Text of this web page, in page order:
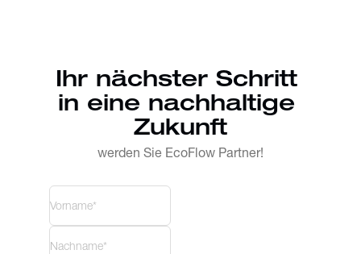
Ihr nächster Schritt
in eine nachhaltige
Zukunft
werden Sie EcoFlow Partner!